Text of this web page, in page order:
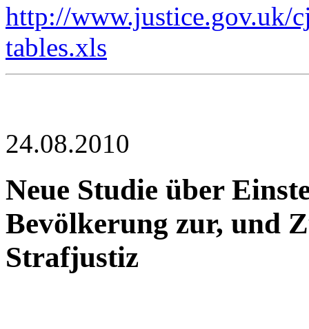
http://www.justice.gov.uk/
tables.xls
24.08.2010
Neue Studie über
Bevölkerung zur, und
Strafjustiz